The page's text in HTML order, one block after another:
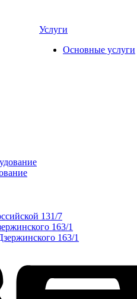
Услуги
Основные услуги
131/7
163/1
163/1